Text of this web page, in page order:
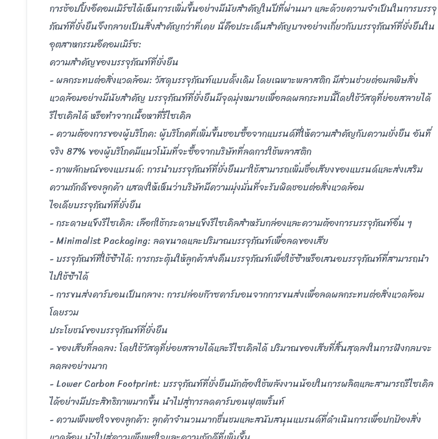
การช้อปปิ้งอีคอมเมิร์ซได้เห็นการเพิ่มขึ้นอย่างมีนัยสําคัญในปีที่ผ่านมา และด้วยความจําเป็นในการบรรจุ
ภัณฑ์ที่ยั่งยืนจึงกลายเป็นสิ่งสําคัญกว่าที่เคย นี่คือประเด็นสําคัญบางอย่างเกี่ยวกับบรรจุภัณฑ์ที่ยั่งยืนใน
อุตสาหกรรมอีคอมเมิร์ซ:
ความสําคัญของบรรจุภัณฑ์ที่ยั่งยืน
- ผลกระทบต่อสิ่งแวดล้อม: วัสดุบรรจุภัณฑ์แบบดั้งเดิม โดยเฉพาะพลาสติก มีส่วนช่วยต่อมลพิษสิ่ง
แวดล้อมอย่างมีนัยสําคัญ บรรจุภัณฑ์ที่ยั่งยืนมีจุดมุ่งหมายเพื่อลดผลกระทบนี้โดยใช้วัสดุที่ย่อยสลายได้
รีไซเคิลได้ หรือทําจากเนื้อหาที่รีไซเคิล
- ความต้องการของผู้บริโภค: ผู้บริโภคที่เพิ่มขึ้นชอบซื้อจากแบรนด์ที่ให้ความสําคัญกับความยั่งยืน อันที่
จริง 87% ของผู้บริโภคมีแนวโน้มที่จะซื้อจากบริษัทที่ลดการใช้พลาสติก
- ภาพลักษณ์ของแบรนด์: การนําบรรจุภัณฑ์ที่ยั่งยืนมาใช้สามารถเพิ่มชื่อเสียงของแบรนด์และส่งเสริม
ความภักดีของลูกค้า แสดงให้เห็นว่าบริษัทมีความมุ่งมั่นที่จะรับผิดชอบต่อสิ่งแวดล้อม
ไอเดียบรรจุภัณฑ์ที่ยั่งยืน
- กระดาษแข็งรีไซเคิล: เลือกใช้กระดาษแข็งรีไซเคิลสําหรับกล่องและความต้องการบรรจุภัณฑ์อื่น ๆ
- Minimalist Packaging: ลดขนาดและปริมาณบรรจุภัณฑ์เพื่อลดของเสีย
- บรรจุภัณฑ์ที่ใช้ซ้ําได้: การกระตุ้นให้ลูกค้าส่งคืนบรรจุภัณฑ์เพื่อใช้ซ้ําหรือเสนอบรรจุภัณฑ์ที่สามารถนํา
ไปใช้ซ้ําได้
- การขนส่งคาร์บอนเป็นกลาง: การปล่อยก๊าซคาร์บอนจากการขนส่งเพื่อลดผลกระทบต่อสิ่งแวดล้อม
โดยรวม
ประโยชน์ของบรรจุภัณฑ์ที่ยั่งยืน
- ของเสียที่ลดลง: โดยใช้วัสดุที่ย่อยสลายได้และรีไซเคิลได้ ปริมาณของเสียที่สิ้นสุดลงในการฝังกลบจะ
ลดลงอย่างมาก
- Lower Carbon Footprint: บรรจุภัณฑ์ที่ยั่งยืนมักต้องใช้พลังงานน้อยในการผลิตและสามารถรีไซเคิล
ได้อย่างมีประสิทธิภาพมากขึ้น นําไปสู่การลดคาร์บอนฟุตพริ้นท์
- ความพึงพอใจของลูกค้า: ลูกค้าจํานวนมากชื่นชมและสนับสนุนแบรนด์ที่ดําเนินการเพื่อปกป้องสิ่ง